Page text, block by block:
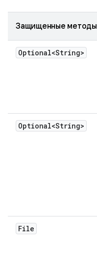
Защищенные методы
Optional<String>
Optional<String>
File